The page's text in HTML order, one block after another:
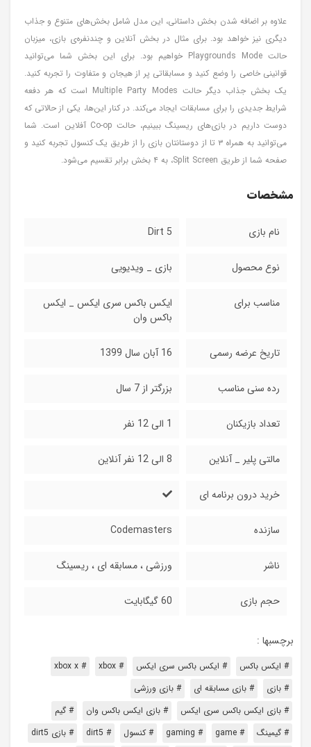
علاوه بر اضافه شدن بخش داستانی، این مدل شامل بخش‌های متنوع و جذاب
دیگری نیز خواهد بود. برای مثال در بخش آنلاین و چندنفره‌ی بازی، میزبان
حالت Playgrounds Mode خواهیم بود. برای این بخش شما می‌توانید
قوانینی خاصی را وضع کنید و مسابقاتی پر از هیجان و متفاوت را تجربه کنید.
یک بخش جذاب دیگر حالت Multiple Party Modes است که هر دفعه
شرایط جدیدی را برای مسابقات ایجاد می‌کند. در کنار این‌ها، یکی از حالاتی که
دوست داریم در بازی‌های ریسینگ ببینیم، حالت Co-op آفلاین است. شما
می‌توانید به همراه ۳ تا از دوستانتان بازی را از طریق یک کنسول تجربه کنید و
صفحه شما از طریق Split Screen، به ۴ بخش برابر تقسیم می‌شود.
مشخصات
نام بازی Dirt 5
نوع محصول بازی _ ویدیویی
مناسب برای
ایکس باکس سری ایکس _ ایکس
باکس وان
تاریخ عرضه رسمی 16 آبان سال 1399
رده سنی مناسب بزرگتر از 7 سال
تعداد بازیکنان 1 الی 12 نفر
مالتی پلیر _ آنلاین 8 الی 12 نفر آنلاین
خرید درون برنامه ای
سازنده Codemasters
ناشر ورزشی ، مسابقه ای ، ریسینگ
حجم بازی 60 گیگابایت
برچسبها :
# ایکس باکس # ایکس باکس سری ایکس # xbox
# xbox x
# بازی
# بازی مسابقه ای
# بازی ورزشی
# بازی ایکس باکس سری ایکس
# بازی ایکس باکس وان
# گیم
# گیمینگ
# game
# gaming # کنسول # dirt5
# بازی dirt5